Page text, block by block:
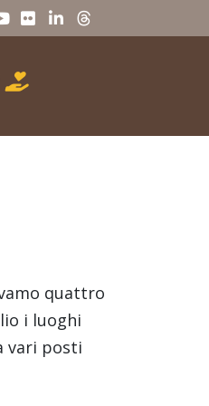
quattro
i luoghi
vari posti